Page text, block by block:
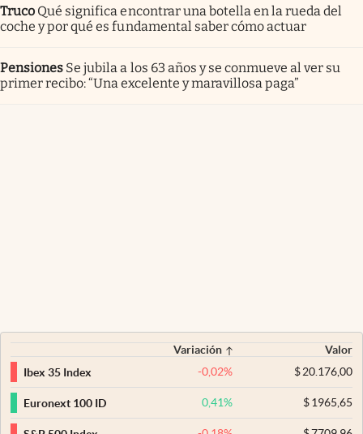
Truco Qué significa encontrar una botella en la rueda del
coche y por qué es fundamental saber cómo actuar
Pensiones Se jubila a los 63 años y se conmueve al ver su
primer recibo: “Una excelente y maravillosa paga”
Variación
Valor
Ibex 35 Index
-0,02% $20.176,00
Euronext 100 ID 0,41% $1965,65